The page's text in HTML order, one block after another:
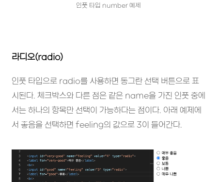
인풋 타입 number 예제
라디오(radio)
인풋 타입으로 radio를 사용하면 동그란 선택 버튼으로 표
시된다. 체크박스와 다른 점은 같은 name을 가진 인풋 중에
서는 하나의 항목만 선택이 가능하다는 점이다. 아래 예제에
서 좋음을 선택하면 feeling의 값으로 3이 들어간다.